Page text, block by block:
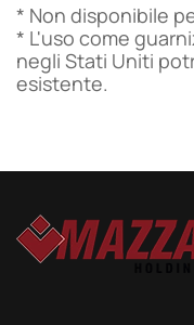
* Non disponibile
* L'uso come
negli Stati Uniti
esistente.